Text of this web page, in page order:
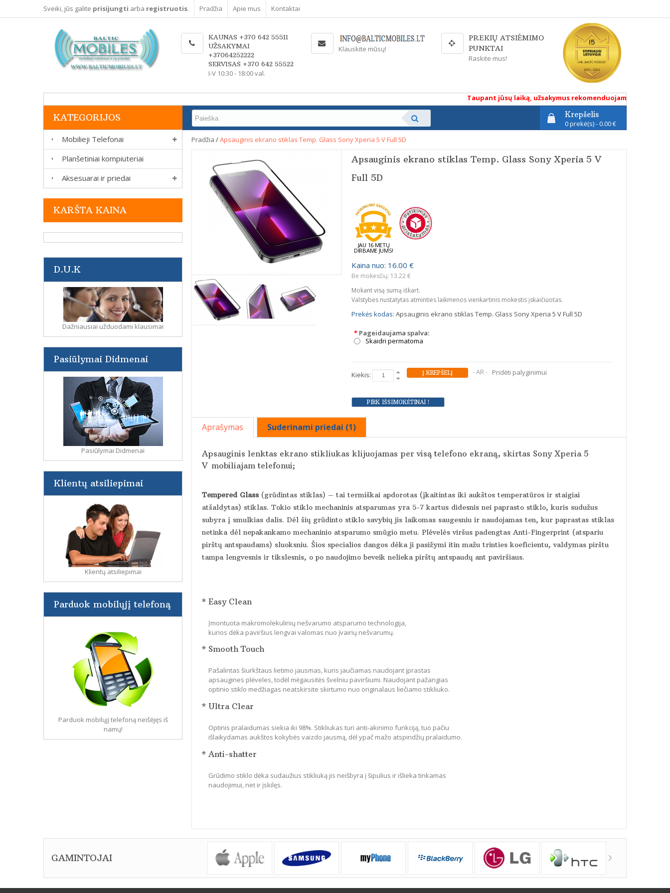
Sveiki, jūs galite prisijungti arba registruotis. Pradžia Apie mus Kontaktai
KAUNAS +370 642 55511
UŽSAKYMAI
+37064252222
SERVISAS +370 642 55522
I-V 10:30 - 18:00 val.
Klauskite mūsų!
PREKIŲ ATSIĖMIMO
PUNKTAI
Raskite mus!
Taupant jūsų laiką, užsakymus rekomenduojame atlikti
Krepšelis
0 prekė(s) - 0.00 €
KATEGORIJOS
Mobilieji Telefonai
Planšetiniai kompiuteriai
Aksesuarai ir priedai
KARŠTA KAINA
D.U.K
Dažniausiai užduodami klausimai
Pasiūlymai Didmenai
Pasiūlymai Didmenai
Klientų atsiliepimai
Klientų atsiliepimai
Parduok mobilųjį telefoną
Parduok mobilųjį telefoną neišėjęs iš
namų!
Pradžia /Apsauginis ekrano stiklas Temp. Glass Sony Xperia 5 V Full 5D
Apsauginis ekrano stiklas Temp. Glass Sony Xperia 5 V
Full 5D
JAU 16 METŲ
DIRBAME JUMS!
Kaina nuo: 16.00 €
Be mokesčių: 13.22 €
Mokant visą sumą iškart.
Valstybės nustatytas atminties laikmenos vienkartinis mokestis įskaičiuotas.
Prekės kodas: Apsauginis ekrano stiklas Temp. Glass Sony Xperia 5 V Full 5D
* Pageidaujama spalva:
Skaidri permatoma
Kiekis: - AR - Pridėti palyginimui
Aprašymas Suderinami priedai (1)
Apsauginis lenktas ekrano stikliukas klijuojamas per visą telefono ekraną, skirtas Sony Xperia 5
V mobiliajam telefonui;
Tempered Glass (grūdintas stiklas) – tai termiškai apdorotas (įkaitintas iki aukštos temperatūros ir staigiai
atšaldytas) stiklas. Tokio stiklo mechaninis atsparumas yra 5-7 kartus didesnis nei paprasto stiklo, kuris sudužus
subyra į smulkias dalis. Dėl šių grūdinto stiklo savybių jis laikomas saugesniu ir naudojamas ten, kur paprastas stiklas
netinka dėl nepakankamo mechaninio atsparumo smūgio metu. Plėvelės viršus padengtas Anti-Fingerprint (atspariu
pirštų antspaudams) sluoksniu. Šios specialios dangos dėka ji pasižymi itin mažu trinties koeficientu, valdymas pirštu
tampa lengvesnis ir tikslesnis, o po naudojimo beveik nelieka pirštų antspaudų ant paviršiaus.
* Easy Clean
Įmontuota makromolekulinių nešvarumo atsparumo technologija,
kurios dėka paviršius lengvai valomas nuo įvairių nešvarumų.
* Smooth Touch
Pašalintas šiurkštaus lietimo jausmas, kuris jaučiamas naudojant įprastas
apsaugines plėveles, todėl mėgausitės švelniu paviršiumi. Naudojant pažangias
optinio stiklo medžiagas neatskirsite skirtumo nuo originalaus liečiamo stikliuko.
* Ultra Clear
Optinis pralaidumas siekia iki 98%. Stikliukas turi anti-akinimo funkciją, tuo pačiu
išlaikydamas aukštos kokybės vaizdo jausmą, dėl ypač mažo atspindžių pralaidumo.
* Anti-shatter
Grūdimo stiklo dėka sudaužius stikliuką jis neišbyra į šipulius ir išlieka tinkamas
naudojimui, net ir įskilęs.
GAMINTOJAI